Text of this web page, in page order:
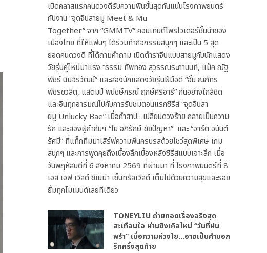
เปิดคลาสแรกคนดวงดีรับความฟินขั้นสุดกันแน่นโรงภาพยนตร์
กับงาน “จุดจีบสายมู Meet & Mu
Together” จาก “GMMTV” คอนเทนต์โพรไวเดอร์ชั้นนำของ
เมืองไทย ที่ให้แฟนๆ ได้ร่วมทำกิจกรรมสนุกๆ และเป็น 5 สุด
ยอดคนดวงดี ที่ได้ถามคำถาม เปิดตำราจีบแบบสายมูกับนักแสดง
วัยรุ่นคู่ใหม่มาแรง “ธรรม ทัพทอง สุวรรณระกานนท์, แม็ค ณัฐ
พัชร์ นิมจิรวัฒน์” และสองนักแสดงวัยรุ่นฝีมือดี “อั๋น ณภัทร
พัชรชวลิต, แสตมป์ พนัชษ์กรณ์ ฤกษ์ศิริอารี” กันอย่างใกล้ชิด
และอินทุกอารมณ์ไปกับการรับชมตอนแรกซีรีส์ “จุดจีบสา
ยมู Unlucky Bae” เมื่อคำสาป…เปลี่ยนดวงร้าย กลายเป็นความ
รัก และสองผู้กำกับฯ “โย อภิรักษ์ ชัยปัญหา” และ “อาร์ต อนันต์
รัศมี” ที่แท็กทีมมาเสิร์ฟความฟินครบรสด้วยโชว์สุดพิเศษ เกม
สนุกๆ และการพูดคุยถึงเบื้องลึกเบื้องหลังซีรีส์แบบเจาะลึก เมื่อ
วันพฤหัสบดีที่ 6 สิงหาคม 2569 ที่ผ่านมา ที่ โรงภาพยนตร์ที่ 8
เอส เอฟ เวิลด์ ซีเนม่า เซ็นทรัลเวิลด์ เต็มไปด้วยความสุขและรอย
ยิ้มทุกโมเมนต์เลยทีเดียว
TONEYLIU ถ่ายทอดเรื่องจริงสุด
สะเทือนใจ ผ่านซิงเกิลใหม่ “วันที่ฝน
พรำ” เมื่อความห่วงใย…อาจเป็นคำบอก
รักครั้งสุดท้าย